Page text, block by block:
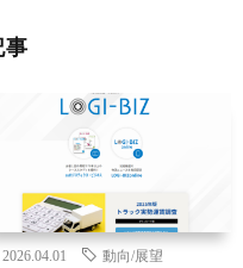
事
2026.04.01 動向/展望